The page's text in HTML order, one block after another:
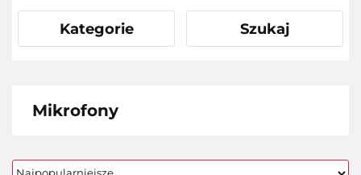
Kategorie Szukaj
Mikrofony